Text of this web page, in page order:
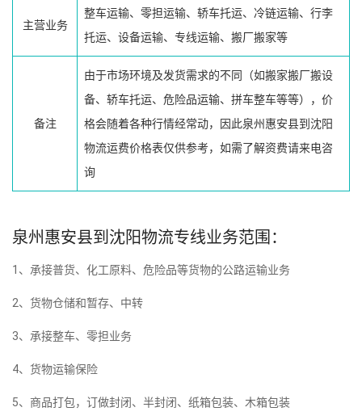
主营业务
整车运输、零担运输、轿车托运、冷链运输、行李
托运、设备运输、专线运输、搬厂搬家等
备注
由于市场环境及发货需求的不同（如搬家搬厂搬设
备、轿车托运、危险品运输、拼车整车等等），价
格会随着各种行情经常动，因此泉州惠安县到沈阳
物流运费价格表仅供参考，如需了解资费请来电咨
询
泉州惠安县到沈阳物流专线业务范围：
1、承接普货、化工原料、危险品等货物的公路运输业务
2、货物仓储和暂存、中转
3、承接整车、零担业务
4、货物运输保险
5、商品打包，订做封闭、半封闭、纸箱包装、木箱包装